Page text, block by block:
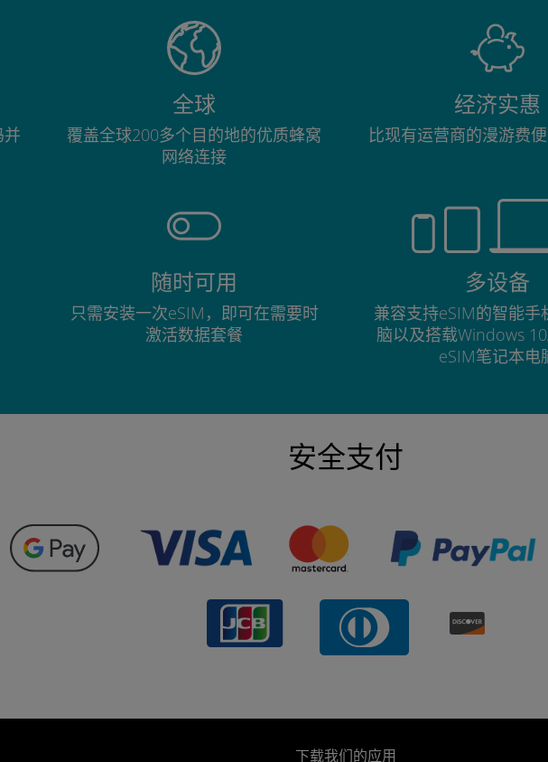
全球
覆盖全球200多个目的地的优质蜂窝
网络连接
经济实惠
比现有运营商的漫游费
随时可用
只需安装一次eSIM，即可在需要时
激活数据套餐
多设备
兼容支持eSIM的智能手
脑以及搭载Windows
eSIM笔记本电
安全支付
下载我们的应用